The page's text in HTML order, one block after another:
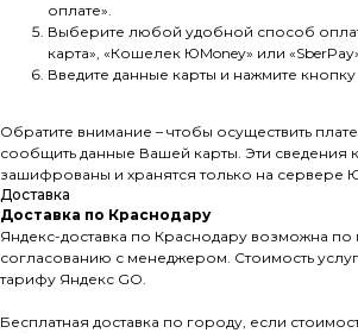
оплате».
Выберите любой удобной способ
карта», «Кошелек ЮMoney» или
Введите данные карты и нажмите кнопку
Обратите внимание – чтобы осуществить
сообщить данные Вашей карты. Эти сведения
зашифрованы и хранятся только на сервере
Доставка
Доставка по Краснодару
Яндекс-доставка по Краснодару возможна
согласованию с менеджером. Стоимость
тарифу Яндекс GO.
Бесплатная доставка по городу, если